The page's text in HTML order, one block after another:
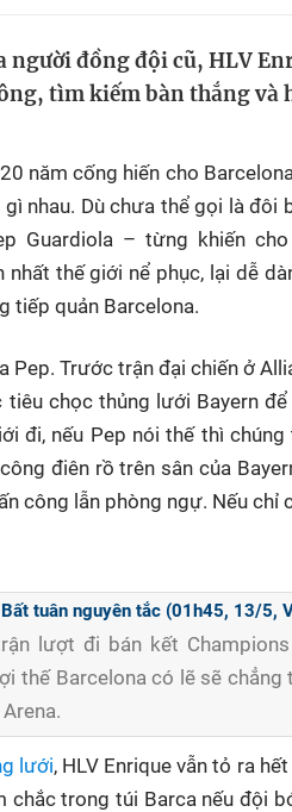
đồng đội cũ, HLV
tìm kiếm bàn thắng và
năm cống hiến cho
nhau. Dù chưa thể gọi là đôi
Guardiola – từng khiến
nhất thế giới nể phục, lại dễ
tiếp quản Barcelona.
Pep. Trước trận đại chiến ở
chọc thủng lưới Bayern để
đi, nếu Pep nói thế thì chúng
điên rồ trên sân của
công lẫn phòng ngự. Nếu chỉ
tuân nguyên tắc (01h45, 13/5,
lượt đi bán kết Champions
thế Barcelona có lẽ sẽ
lưới, HLV Enrique vẫn tỏ ra
trong túi Barca nếu đội